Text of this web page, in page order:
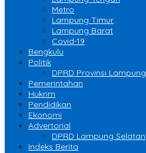
Metro
Lampung Timur
Lampung Barat
Covid-19
Bengkulu
Politik
DPRD Provinsi Lampung
Pemerintahan
Hukrim
Pendidikan
Ekonomi
Advertorial
DPRD Lampung Selatan
Indeks Berita